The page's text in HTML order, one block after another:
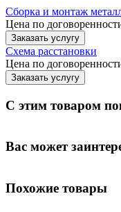
Сборка и монтаж
Цена по
Заказать услугу
Схема расстановки
Цена по договор
Заказать услугу
С этим товаром
Вас может
Похожие товары